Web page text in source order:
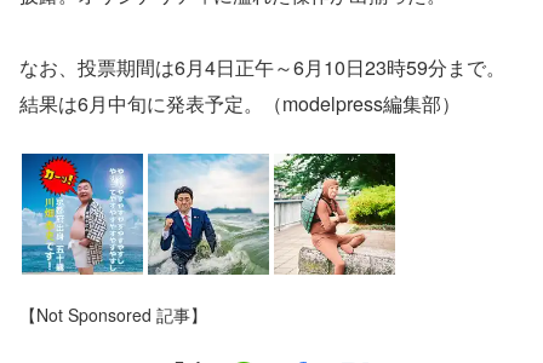
なお、投票期間は6月4日正午～6月10日23時59分まで。
結果は6月中旬に発表予定。（modelpress編集部）
【Not Sponsored 記事】